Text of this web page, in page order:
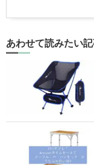
あわせて読みたい